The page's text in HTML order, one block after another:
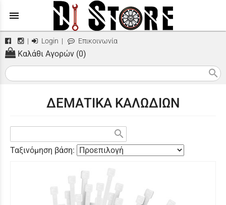
menu
| Login | Επικοινωνία
Καλάθι Αγορών (0)
search
ΔΕΜΑΤΙΚΑ ΚΑΛΩΔΙΩΝ
search
Ταξινόμηση βάση: